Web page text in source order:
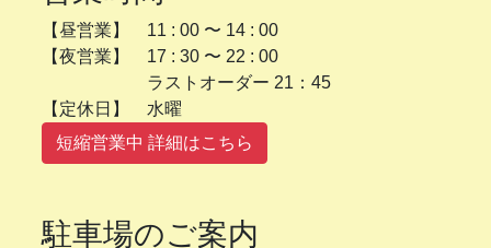
【昼営業】 11 : 00 〜 14 : 00
【夜営業】 17 : 30 〜 22 : 00
ラストオーダー 21：45
【定休日】 水曜
短縮営業中 詳細はこちら
駐車場のご案内